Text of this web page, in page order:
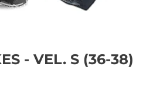
- VEL. S (36-38)